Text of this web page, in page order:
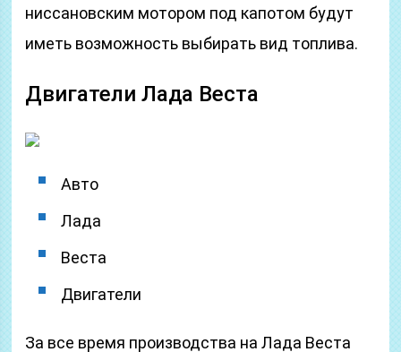
ниссановским мотором под капотом будут
иметь возможность выбирать вид топлива.
Двигатели Лада Веста
Авто
Лада
Веста
Двигатели
За все время производства на Лада Веста